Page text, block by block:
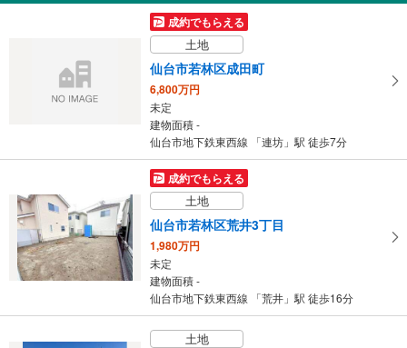
3,799万円
4LDK
建物面積 102.37m
仙台市地下鉄南北線 「長町一丁目」駅 徒歩22分
成約でもらえる
土地
仙台市若林区成田町
6,800万円
未定
建物面積 -
仙台市地下鉄東西線 「連坊」駅 徒歩7分
成約でもらえる
土地
仙台市若林区荒井3丁目
1,980万円
未定
建物面積 -
仙台市地下鉄東西線 「荒井」駅 徒歩16分
土地